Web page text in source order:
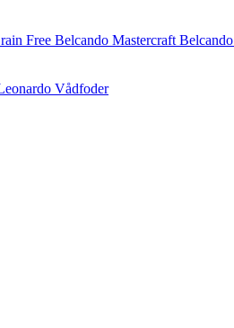
Free Belcando Mastercraft
Vådfoder